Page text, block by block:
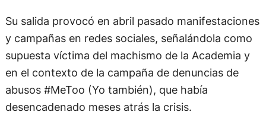
Su salida provocó en abril pasado manifestaciones
y campañas en redes sociales, señalándola como
supuesta víctima del machismo de la Academia y
en el contexto de la campaña de denuncias de
abusos #MeToo (Yo también), que había
desencadenado meses atrás la crisis.